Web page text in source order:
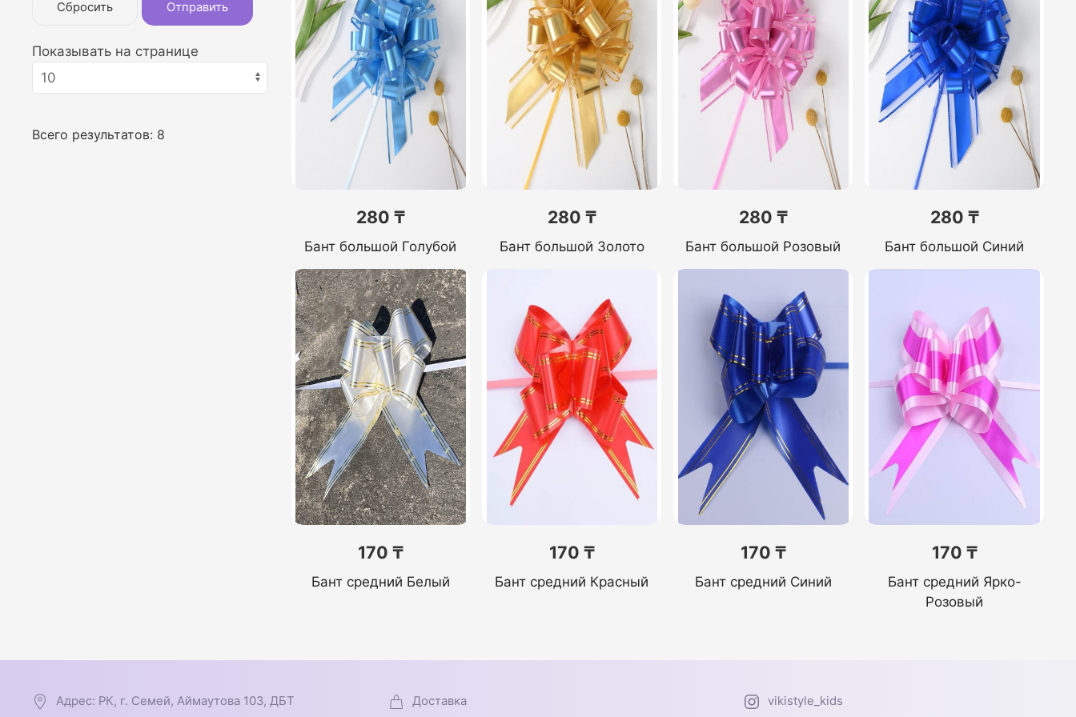
Сбросить Отправить
Показывать на странице
Всего результатов: 8
280 ₸
Бант большой Голубой
280 ₸
Бант большой Золото
280 ₸
Бант большой Розовый
280 ₸
Бант большой Синий
170 ₸
Бант средний Белый
170 ₸
Бант средний Красный
170 ₸
Бант средний Синий
170 ₸
Бант средний Ярко-
Розовый
Адрес: РК, г. Семей, Аймаутова 103, ДБТ Доставка vikistyle_kids